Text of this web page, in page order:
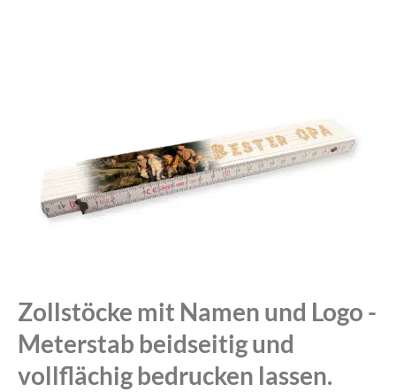
Zollstöcke mit Namen und Logo -
Meterstab beidseitig und
vollflächig bedrucken lassen.